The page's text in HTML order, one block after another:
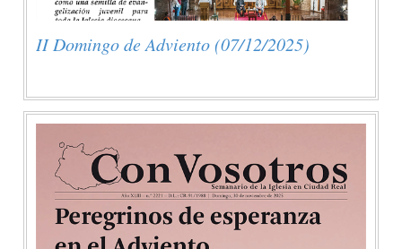
II Domingo de Adviento (07/12/2025)